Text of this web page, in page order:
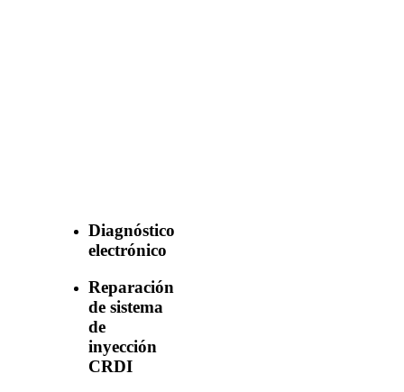
Diagnóstico
electrónico
Reparación
de sistema
de
inyección
CRDI